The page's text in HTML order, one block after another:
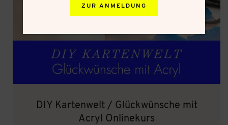
DIY Kartenwelt / Glückwünsche mit
Acryl Onlinekurs
ZUR ANMELDUNG